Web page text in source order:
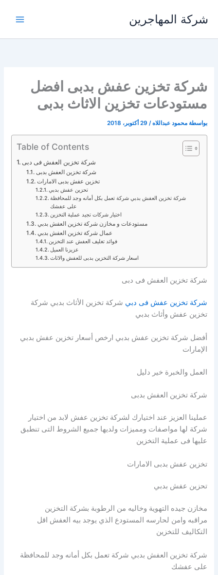
المحتوى
شركة المهاجرين
شركة تخزين عفش بدبى افضل
مستودعات تخزين الاثاث بدبى
بواسطة محمود عبداللاه/ 29 أكتوبر، 2018
Table of Contents
شركة تخزين العفش فى دبى
شركة تخزين العفش بدبى
تخزين عفش بدبى الامارات
تحزين عفش بدبي
شركة تخزين العفش بدبي شركة تعمل بكل أمانه وجد للمحافظة
على عفشك
اختيار شركات تجيد عملية التخزين
مستودعات و مخازن شركة تخزين العفش بدبي
عمال شركة تخزين العفش بدبي
فوائد تغليف العفش عند التخزين
عزيزنا العميل
اسعار شركة التخزين بدبى للعفش والاثاث
شركة تخزين العفش فى دبى
شركة تخزين عفش فى دبي شركة تخزين الأثاث بدبي شركة
تخزين عفش وأثاث بدبي
أفضل شركة تخزين عفش بدبي ارخص أسعار تخزين عفش بدبي
الإمارات
العمل والخبرة خير دليل
شركة تخزين العفش بدبى
عملينا العزيز عند اختيارك لشركة تخزين عفش لابد من اختيار
شركة لها مواصفات ومميزات ولديها جميع الشروط التى تنطبق
عليها فى عملية التخزين
تخزين عفش بدبى الامارات
تحزين عفش بدبي
مخازن جيده التهوية وخاليه من الرطوبة بشركة التخزين
مراقبه وامن لحارسه المستودع الذي يوجد بيه العفش اقل
التكاليف للتخزين
شركة تخزين العفش بدبي شركة تعمل بكل أمانه وجد للمحافظة
على عفشك